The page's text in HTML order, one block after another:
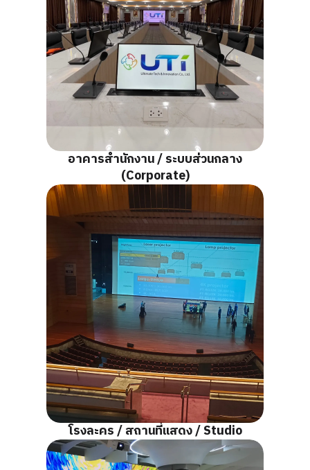
อาคารสำนักงาน / ระบบส่วนกลาง
(Corporate)
โรงละคร / สถานที่แสดง / Studio